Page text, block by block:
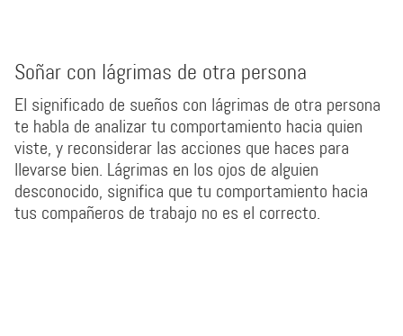
Soñar con lágrimas de otra persona
El significado de sueños con lágrimas de otra persona
te habla de analizar tu comportamiento hacia quien
viste, y reconsiderar las acciones que haces para
llevarse bien. Lágrimas en los ojos de alguien
desconocido, significa que tu comportamiento hacia
tus compañeros de trabajo no es el correcto.